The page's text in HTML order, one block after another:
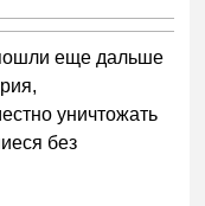
еще дальше
уничтожать
без